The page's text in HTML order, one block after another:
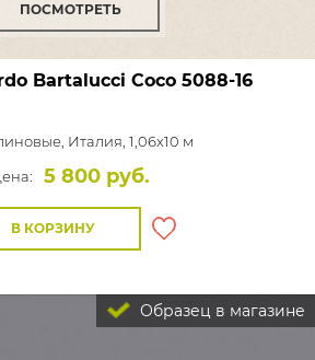
ПОСМОТРЕТЬ
Bartalucci Coco 5088-16
Италия, 1,06x10 м
5 800 руб.
В КОРЗИНУ
Образец в магазине